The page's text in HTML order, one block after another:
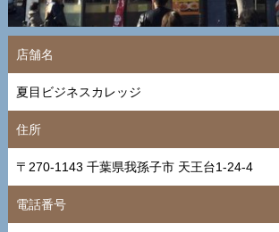
店舗名
夏目ビジネスカレッジ
住所
〒270-1143 千葉県我孫子市 天王台1-24-4
電話番号